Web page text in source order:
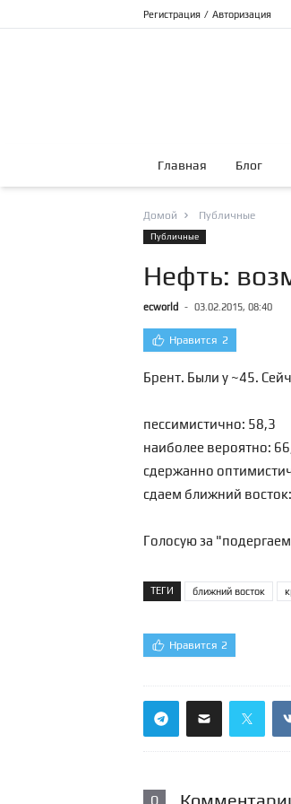
Регистрация / Авторизация
Главная Блог
Домой Публичные
Публичные
Нефть:
ecworld - 03.02.2015, 08:40
Нравится 2
Брент. Были у ~45.
пессимистично: 58,3
наиболее вероятно:
сдержанно
сдаем ближний
Голосую за
ТЕГИ ближний восток
Нравится 2
0